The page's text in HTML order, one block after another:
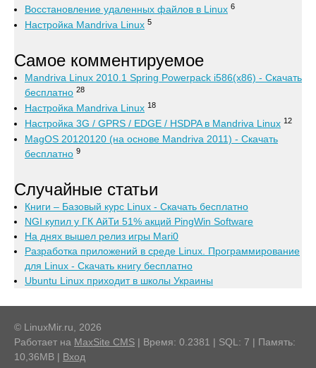
Восстановление удаленных файлов в Linux 6
Настройка Mandriva Linux 5
Самое комментируемое
Mandriva Linux 2010.1 Spring Powerpack i586(x86) - Скачать
бесплатно 28
Настройка Mandriva Linux 18
Настройка 3G / GPRS / EDGE / HSDPA в Mandriva Linux 12
MagOS 20120120 (на основе Mandriva 2011) - Скачать
бесплатно 9
Случайные статьи
Книги – Базовый курс Linux - Скачать бесплатно
NGI купил у ГК АйТи 51% акций PingWin Software
На днях вышел релиз игры Mari0
Разработка приложений в среде Linux. Программирование
для Linux - Скачать книгу бесплатно
Ubuntu Linux приходит в школы Украины
© LinuxMir.ru, 2026
Работает на MaxSite CMS | Время: 0.2381 | SQL: 7 | Память:
10,36MB | Вход